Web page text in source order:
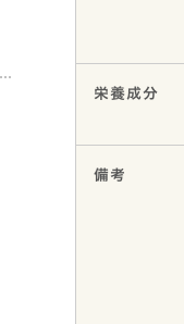
栄養成分
備考